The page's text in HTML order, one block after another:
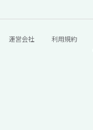
運営会社 利用規約